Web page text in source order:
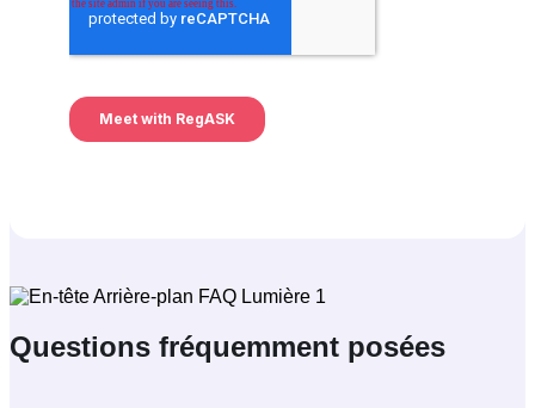
Questions fréquemment posées